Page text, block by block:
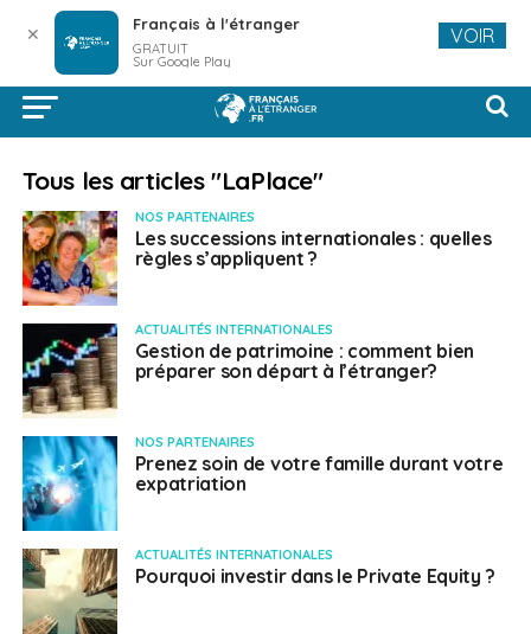
Tous les articles "LaPlace"
NOS PARTENAIRES
Les successions internationales : quelles
règles s’appliquent ?
ACTUALITÉS INTERNATIONALES
Gestion de patrimoine : comment bien
préparer son départ à l’étranger?
NOS PARTENAIRES
Prenez soin de votre famille durant votre
expatriation
ACTUALITÉS INTERNATIONALES
Pourquoi investir dans le Private Equity ?
✕ Français à l'étranger
GRATUIT
Sur Google Play
VOIR